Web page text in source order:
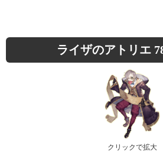
ライザのアトリエ
クリックで拡大